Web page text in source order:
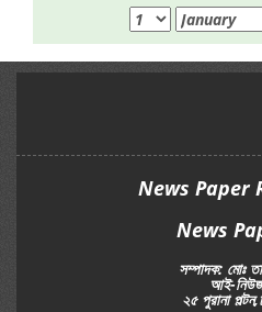
News Paper
News
সম্পাদক: মোঃ
আই-
২৫ পুরানা